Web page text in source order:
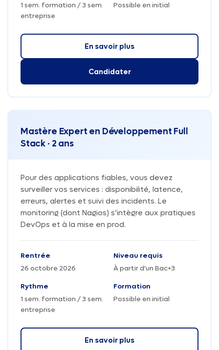
1 sem. formation / 3 sem.
entreprise
Possible en initial
En savoir plus
Candidater
Mastère Expert en Développement Full
Stack · 2 ans
Pour des applications fiables, vous devez
surveiller vos services : disponibilité, latence,
erreurs, alertes et suivi des incidents. Le
monitoring (dont Nagios) s’intègre aux pratiques
DevOps et à la mise en prod.
Rentrée
26 octobre 2026
Niveau requis
À partir d'un Bac+3
Rythme
1 sem. formation / 3 sem.
entreprise
Formation
Possible en initial
En savoir plus